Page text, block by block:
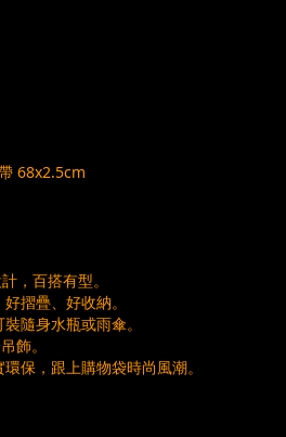
68x2.5cm
，百搭有型。
摺疊、好收納。
隨身水瓶或雨傘。
飾。
保，跟上購物袋時尚風潮。